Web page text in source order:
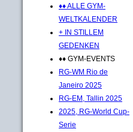
♦♦ ALLE GYM-
WELTKALENDER
+ IN STILLEM
GEDENKEN
♦♦ GYM-EVENTS
RG-WM Rio de
Janeiro 2025
RG-EM, Tallin 2025
2025, RG-World Cup-
Serie